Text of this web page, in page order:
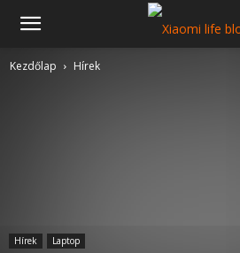
Kezdőlap Hírek
Hírek Laptop